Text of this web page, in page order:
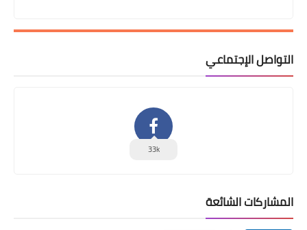
التواصل الإجتماعي
33k
المشاركات الشائعة